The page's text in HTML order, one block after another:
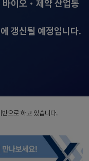
이오・제약 산업동
갱신될 예정입니다.
으로 하고 있습니다.